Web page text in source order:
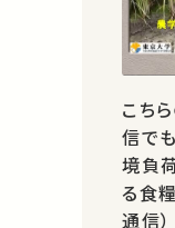
こち
信で
境負
る食
通信）